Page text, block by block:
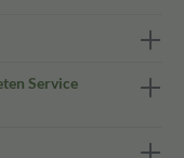
Service